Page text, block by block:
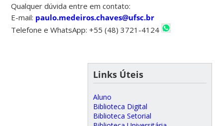
Qualquer dúvida entre em contato:
E-mail: paulo.medeiros.chaves@ufsc.br
Telefone e WhatsApp: +55 (48) 3721-4124
Links Úteis
Aluno
Biblioteca Digital
Biblioteca Setorial